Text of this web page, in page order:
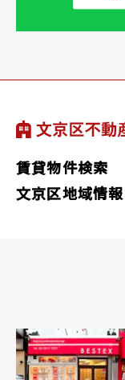
賃貸物件検索
文京区地域情報